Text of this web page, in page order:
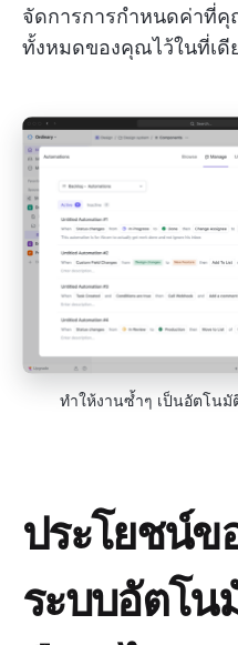
จัดการการกำหนดค่าที่คุ
ทั้งหมดของคุณไว้ในที่เดี
ทำให้งานซ้ำๆ เป็นอัตโนมั
ประโยชน์ข
ระบบอัตโน